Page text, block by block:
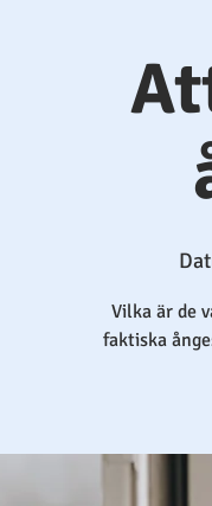
Vilka är de
faktiska